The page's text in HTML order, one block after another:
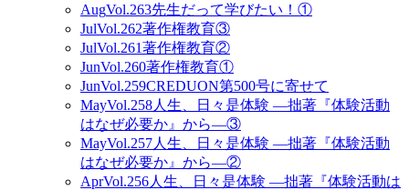
AugVol.263先生だって学びたい！①
JulVol.262著作権教育③
JulVol.261著作権教育②
JunVol.260著作権教育①
JunVol.259CREDUON第500号に寄せて
MayVol.258人生、日々是体験 ―拙著『体験活動
はなぜ必要か』から―③
MayVol.257人生、日々是体験 ―拙著『体験活動
はなぜ必要か』から―②
AprVol.256人生、日々是体験 ―拙著『体験活動は